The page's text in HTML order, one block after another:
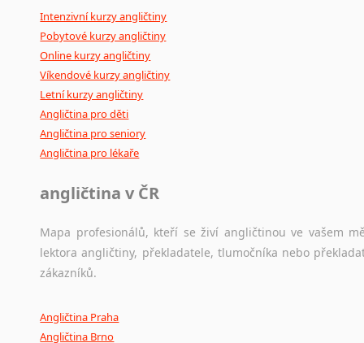
Intenzivní kurzy angličtiny
Pobytové kurzy angličtiny
Online kurzy angličtiny
Víkendové kurzy angličtiny
Letní kurzy angličtiny
Angličtina pro děti
Angličtina pro seniory
Angličtina pro lékaře
angličtina v ČR
Mapa profesionálů, kteří se živí angličtinou ve vašem
lektora angličtiny, překladatele, tlumočníka nebo
zákazníků.
Angličtina Praha
Angličtina Brno